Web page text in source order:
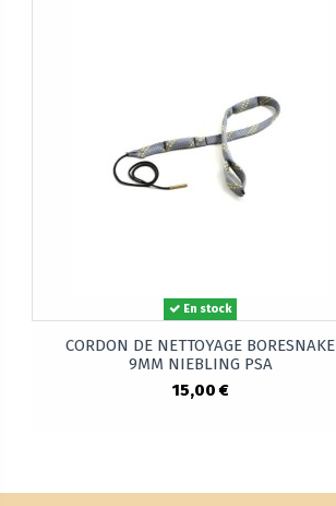
En stock
CORDON DE NETTOYAGE BORESNAKE
9MM NIEBLING PSA
15,00 €